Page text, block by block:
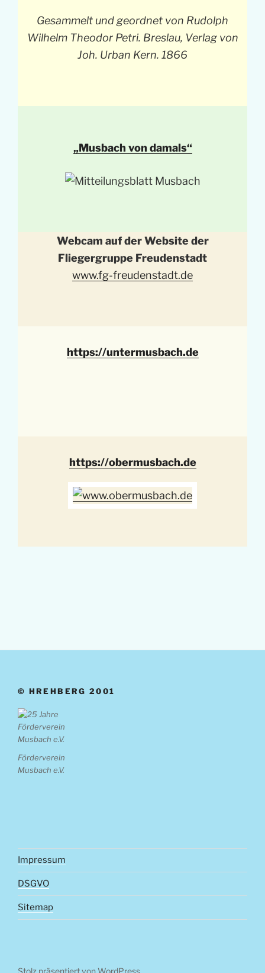
Gesammelt und geordnet von Rudolph
Wilhelm Theodor Petri. Breslau, Verlag von
Joh. Urban Kern. 1866
„Musbach von damals“
Webcam auf der Website der
Fliegergruppe Freudenstadt
www.fg-freudenstadt.de
https://untermusbach.de
https://obermusbach.de
© HREHBERG 2001
Förderverein
Musbach e.V.
Impressum
DSGVO
Sitemap
Stolz präsentiert von WordPress